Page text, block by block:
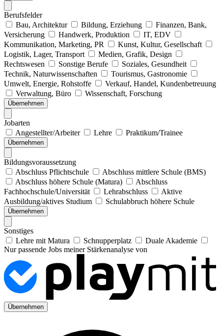
Berufsfelder
Bau, Architektur
Bildung, Erziehung
Finanzen, Bank,
Versicherung
Handwerk, Produktion
IT, EDV
Kommunikation, Marketing, PR
Kunst, Kultur, Gesellschaft
Logistik, Lager, Transport
Medien, Grafik, Design
Rechtswesen
Sonstige Berufe
Soziales, Gesundheit
Technik, Naturwissenschaften
Tourismus, Gastronomie
Umwelt, Energie, Rohstoffe
Verkauf, Handel, Kundenbetreuung
Verwaltung, Büro
Wissenschaft, Forschung
Übernehmen
Jobarten
Angestellter/Arbeiter
Lehre Praktikum/Trainee
Übernehmen
Bildungsvoraussetzung
Abschluss Pflichtschule
Abschluss mittlere Schule (BMS)
Abschluss höhere Schule (Matura)
Abschluss
Fachhochschule/Universität
Lehrabschluss
Aktive
Ausbildung/aktives Studium
Schulabbruch höhere Schule
Übernehmen
Sonstiges
Lehre mit Matura
Schnupperplatz
Duale Akademie
Nur passende Jobs meiner Stärkenanalyse von
Übernehmen